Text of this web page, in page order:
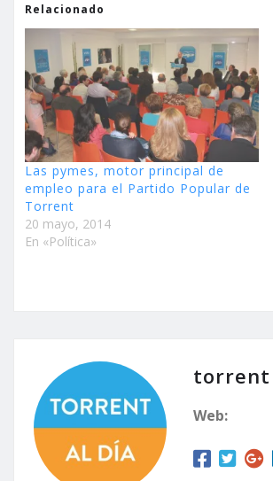
Relacionado
Las pymes, motor principal de
empleo para el Partido Popular de
Torrent
20 mayo, 2014
En «Política»
torrent
Web: